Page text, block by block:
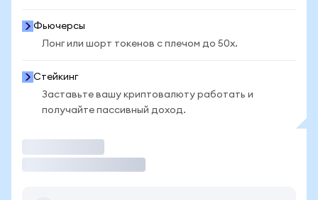
Фьючерсы
Лонг или шорт токенов с плечом до 50x.
Стейкинг
Заставьте вашу криптовалюту работать и
получайте пассивный доход.